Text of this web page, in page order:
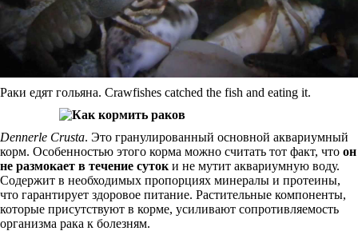
Раки едят гольяна. Crawfishes catched the fish and eating it.
Dennerle Crusta. Это гранулированный основной аквариумный
корм. Особенностью этого корма можно считать тот факт, что он
не размокает в течение суток и не мутит аквариумную воду.
Содержит в необходимых пропорциях минералы и протеины,
что гарантирует здоровое питание. Растительные компоненты,
которые присутствуют в корме, усиливают сопротивляемость
организма рака к болезням.